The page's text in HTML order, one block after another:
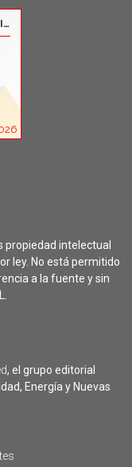
propiedad intelectual
ley. No está permitido
a la fuente y sin
, el grupo editorial
Energía y Nuevas